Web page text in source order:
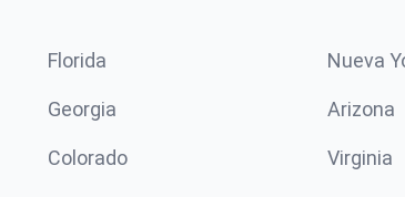
Florida Nueva
Georgia Arizona
Colorado Virginia